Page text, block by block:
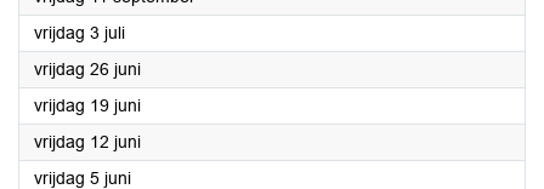
vrijdag 3 juli2020
vrijdag 26 juni2020
vrijdag 19 juni2020
vrijdag 12 juni2020
vrijdag 5 juni2020